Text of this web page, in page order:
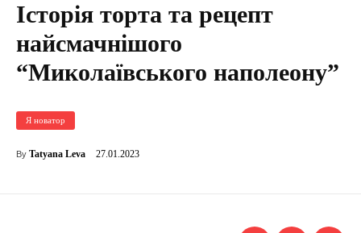
Історія торта та рецепт
найсмачнішого
“Миколаївського наполеону”
Я новатор
By Tatyana Leva 27.01.2023